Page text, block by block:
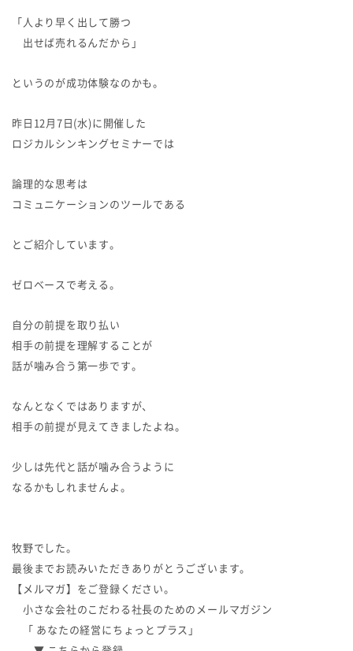
「人より早く出して勝つ
出せば売れるんだから」
というのが成功体験なのかも。
昨日12月7日(水)に開催した
ロジカルシンキングセミナーでは
論理的な思考は
コミュニケーションのツールである
とご紹介しています。
ゼロベースで考える。
自分の前提を取り払い
相手の前提を理解することが
話が噛み合う第一歩です。
なんとなくではありますが、
相手の前提が見えてきましたよね。
少しは先代と話が噛み合うように
なるかもしれませんよ。
牧野でした。
最後までお読みいただきありがとうございます。
【メルマガ】をご登録ください。
小さな会社のこだわる社長のためのメールマガジン
「 あなたの経営にちょっとプラス」